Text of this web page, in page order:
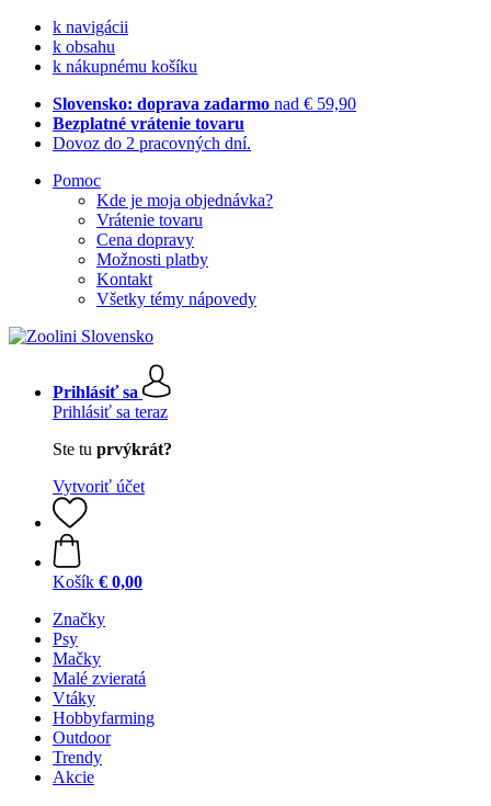
k navigácii
k obsahu
k nákupnému košíku
Slovensko: doprava zadarmo nad € 59,90
Bezplatné vrátenie tovaru
Dovoz do 2 pracovných dní.
Pomoc
Kde je moja objednávka?
Vrátenie tovaru
Cena dopravy
Možnosti platby
Kontakt
Všetky témy nápovedy
Prihlásiť sa
Prihlásiť sa teraz
Ste tu prvýkrát?
Vytvoriť účet
Košík € 0,00
Značky
Psy
Mačky
Malé zvieratá
Vtáky
Hobbyfarming
Outdoor
Trendy
Akcie